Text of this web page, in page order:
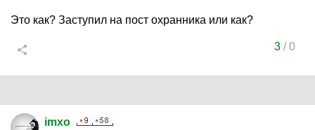
Это как? Заступил на пост охранника или как?
3/0
imxo